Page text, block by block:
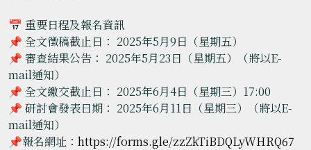
📅 重要日程及報名資訊
📌 全文徵稿截止日： 2025年5月9日（星期五）
📌 審查結果公告： 2025年5月23日（星期五）（將以E-
mail通知）
📌 全文繳交截止日： 2025年6月4日（星期三）17:00
📌 研討會發表日期： 2025年6月11日（星期三）（將以E-
mail通知）
📌報名網址： https://forms.gle/zzZkTiBDQLyWHRQ67